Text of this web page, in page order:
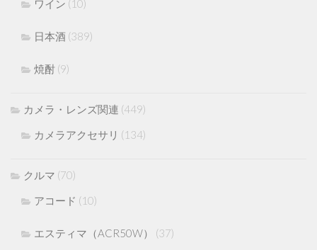
ワイン (10)
日本酒 (389)
焼酎 (9)
カメラ・レンズ関連 (449)
カメラアクセサリ (134)
クルマ (70)
アコード (10)
エスティマ（ACR50W） (37)